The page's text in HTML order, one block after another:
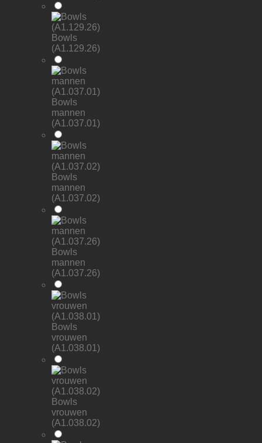
Bowls
(A1.129.26)
Bowls
mannen
(A1.037.01)
Bowls
mannen
(A1.037.02)
Bowls
mannen
(A1.037.26)
Bowls
vrouwen
(A1.038.01)
Bowls
vrouwen
(A1.038.02)